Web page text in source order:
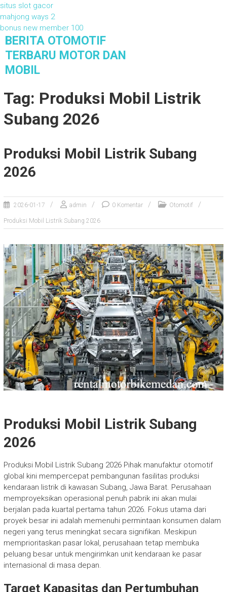
situs slot gacor
mahjong ways 2
bonus new member 100
BERITA OTOMOTIF
TERBARU MOTOR DAN
MOBIL
Tag: Produksi Mobil Listrik
Subang 2026
Produksi Mobil Listrik Subang
2026
2026-01-17 admin 0 Komentar Otomotif
Produksi Mobil Listrik Subang 2026
Produksi Mobil Listrik Subang
2026
Produksi Mobil Listrik Subang 2026 Pihak manufaktur otomotif
global kini mempercepat pembangunan fasilitas produksi
kendaraan listrik di kawasan Subang, Jawa Barat. Perusahaan
memproyeksikan operasional penuh pabrik ini akan mulai
berjalan pada kuartal pertama tahun 2026. Fokus utama dari
proyek besar ini adalah memenuhi permintaan konsumen dalam
negeri yang terus meningkat secara signifikan. Meskipun
memprioritaskan pasar lokal, perusahaan tetap membuka
peluang besar untuk mengirimkan unit kendaraan ke pasar
internasional di masa depan.
Target Kapasitas dan Pertumbuhan